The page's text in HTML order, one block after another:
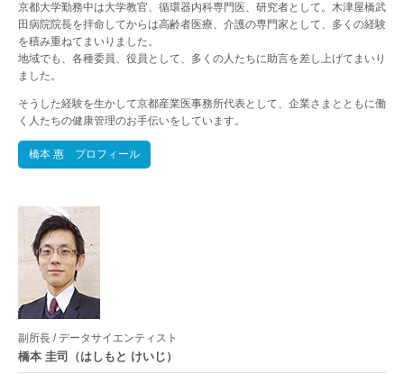
京都大学勤務中は大学教官、循環器内科専門医、研究者として。木津屋橋武
田病院院長を拝命してからは高齢者医療、介護の専門家として、多くの経験
を積み重ねてまいりました。
地域でも、各種委員、役員として、多くの人たちに助言を差し上げてまいり
ました。
そうした経験を生かして京都産業医事務所代表として、企業さまとともに働
く人たちの健康管理のお手伝いをしています。
橋本 惠 プロフィール
副所長 / データサイエンティスト
橋本 圭司（はしもと けいじ）